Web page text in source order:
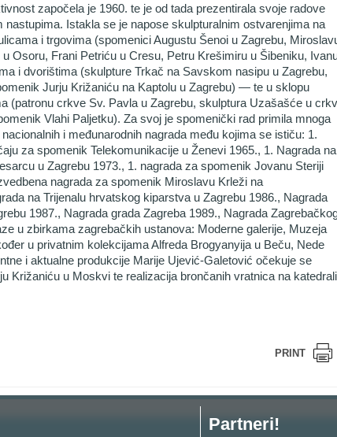
započela je 1960. te je od tada prezentirala svoje radove
Istakla se je napose skulpturalnim ostvarenjima na
i trgovima (spomenici Augustu Šenoi u Zagrebu,
Osoru, Frani Petriću u Cresu, Petru Krešimiru u Šibeniku,
i dvorištima (skulpture Trkač na Savskom nasipu u Zagrebu,
Jurju Križaniću na Kaptolu u Zagrebu) — te u sklopu
(patronu crkve Sv. Pavla u Zagrebu, skulptura Uzašašće u
Vlahi Paljetku). Za svoj je spomenički rad primila mnoga
i međunarodnih nagrada među kojima se ističu: 1.
za spomenik Telekomunikacije u Ženevi 1965., 1. Nagrada na
u Zagrebu 1973., 1. nagrada za spomenik Jovanu Steriji
nagrada za spomenik Miroslavu Krleži na
na Trijenalu hrvatskog kiparstva u Zagrebu 1986., Nagrada
1987., Nagrada grada Zagreba 1989., Nagrada
u zbirkama zagrebačkih ustanova: Moderne galerije, Muzeja
u privatnim kolekcijama Alfreda Brogyanyija u Beču, Nede
i aktualne produkcije Marije Ujević-Galetović očekuje se
Križaniću u Moskvi te realizacija brončanih vratnica na katedrali
PRINT
Partneri!